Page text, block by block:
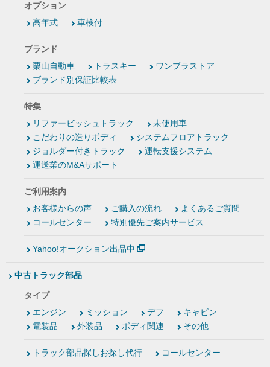
オプション
高年式
車検付
ブランド
栗山自動車
トラスキー
ワンプラストア
ブランド別保証比較表
特集
リファービッシュトラック
未使用車
こだわりの造りボディ
システムフロアトラック
ジョルダー付きトラック
運転支援システム
運送業のM&Aサポート
ご利用案内
お客様からの声
ご購入の流れ
よくあるご質問
コールセンター
特別優先ご案内サービス
Yahoo!オークション出品中
中古トラック部品
タイプ
エンジン
ミッション デフ
キャビン
電装品
外装品 ボディ関連 その他
トラック部品探しお探し代行 コールセンター